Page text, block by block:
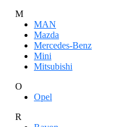
M
MAN
Mazda
Mercedes-Benz
Mini
Mitsubishi
O
Opel
R